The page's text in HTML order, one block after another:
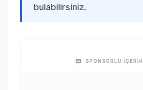
bulabilirsiniz.
SPONSORLU İÇERİK